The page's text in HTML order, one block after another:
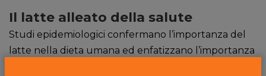
Il latte alleato della salute
Studi epidemiologici confermano l’importanza del
latte nella dieta umana ed enfatizzano l’importanza